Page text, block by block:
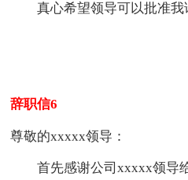
真心希望领导可以批准我
辞职信6
尊敬的xxxxx领导：
首先感谢公司xxxxx领导